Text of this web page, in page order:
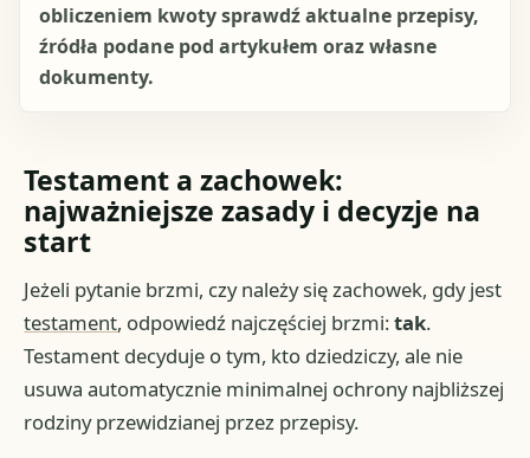
obliczeniem kwoty sprawdź aktualne przepisy,
źródła podane pod artykułem oraz własne
dokumenty.
Testament a zachowek:
najważniejsze zasady i decyzje na
start
Jeżeli pytanie brzmi, czy należy się zachowek, gdy jest
testament, odpowiedź najczęściej brzmi:tak.
Testament decyduje o tym, kto dziedziczy, ale nie
usuwa automatycznie minimalnej ochrony najbliższej
rodziny przewidzianej przez przepisy.